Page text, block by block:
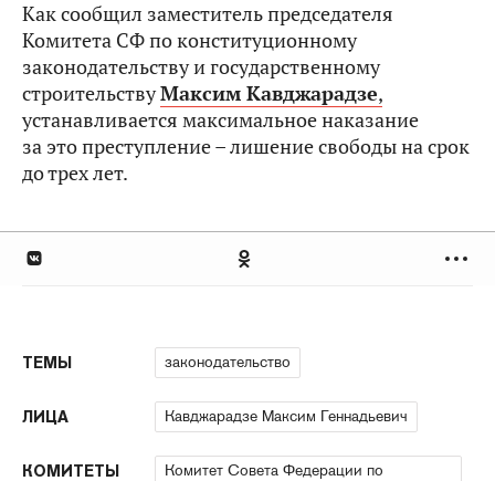
Как сообщил заместитель председателя
Комитета СФ по конституционному
законодательству и государственному
строительствуМаксим Кавджарадзе,
устанавливается максимальное наказание
за это преступление – лишение свободы на срок
до трех лет.
ТЕМЫ законодательство
ЛИЦА Кавджарадзе Максим Геннадьевич
КОМИТЕТЫ
Комитет Совета Федерации по